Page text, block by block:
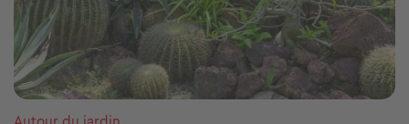
Ces articles peuvent vous intéresser